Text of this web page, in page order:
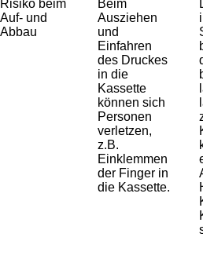
Risiko beim
Auf- und
Abbau
Beim
Ausziehen
und
Einfahren
des Druckes
in die
Kassette
können sich
Personen
verletzen,
z.B.
Einklemmen
der Finger in
die Kassette.